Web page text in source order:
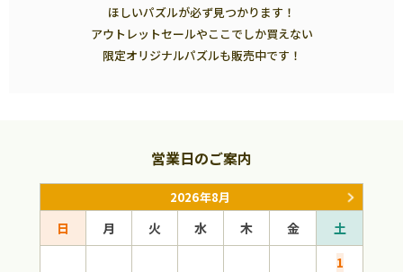
ほしいパズルが必ず見つかります！
アウトレットセールやここでしか買えない
限定オリジナルパズルも販売中です！
営業日のご案内
2026年8月
日 月 火 水 木 金
土
1